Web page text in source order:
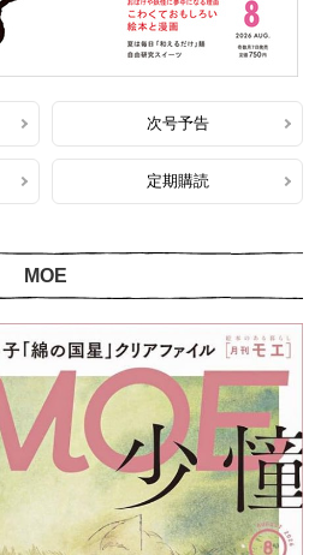
次号予告
定期購読
MOE